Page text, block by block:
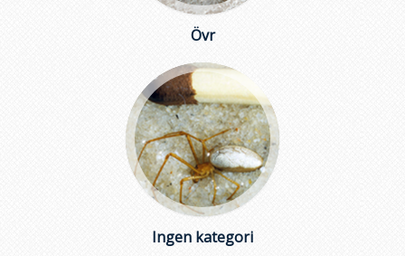
Övr
Ingen kategori